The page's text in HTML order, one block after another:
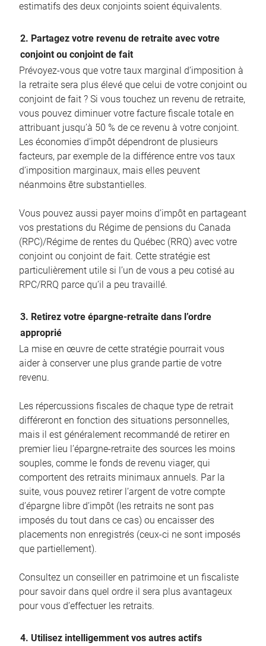
estimatifs des deux conjoints soient équivalents.
2. Partagez votre revenu de retraite avec votre
conjoint ou conjoint de fait
Prévoyez-vous que votre taux marginal d’imposition à
la retraite sera plus élevé que celui de votre conjoint ou
conjoint de fait ? Si vous touchez un revenu de retraite,
vous pouvez diminuer votre facture fiscale totale en
attribuant jusqu’à 50 % de ce revenu à votre conjoint.
Les économies d’impôt dépendront de plusieurs
facteurs, par exemple de la différence entre vos taux
d’imposition marginaux, mais elles peuvent
néanmoins être substantielles.
Vous pouvez aussi payer moins d’impôt en partageant
vos prestations du Régime de pensions du Canada
(RPC)/Régime de rentes du Québec (RRQ) avec votre
conjoint ou conjoint de fait. Cette stratégie est
particulièrement utile si l’un de vous a peu cotisé au
RPC/RRQ parce qu’il a peu travaillé.
3. Retirez votre épargne-retraite dans l’ordre
approprié
La mise en œuvre de cette stratégie pourrait vous
aider à conserver une plus grande partie de votre
revenu.
Les répercussions fiscales de chaque type de retrait
différeront en fonction des situations personnelles,
mais il est généralement recommandé de retirer en
premier lieu l’épargne-retraite des sources les moins
souples, comme le fonds de revenu viager, qui
comportent des retraits minimaux annuels. Par la
suite, vous pouvez retirer l’argent de votre compte
d’épargne libre d’impôt (les retraits ne sont pas
imposés du tout dans ce cas) ou encaisser des
placements non enregistrés (ceux-ci ne sont imposés
que partiellement).
Consultez un conseiller en patrimoine et un fiscaliste
pour savoir dans quel ordre il sera plus avantageux
pour vous d’effectuer les retraits.
4. Utilisez intelligemment vos autres actifs